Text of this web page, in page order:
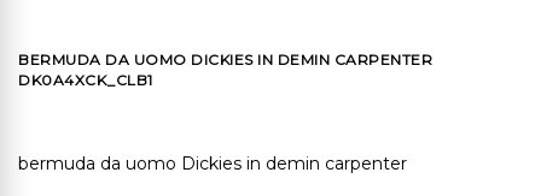
BERMUDA DA UOMO DICKIES IN DEMIN CARPENTER
DK0A4XCK_CLB1
bermuda da uomo Dickies in demin carpenter